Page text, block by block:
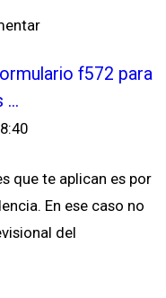
f572 para
...
que te aplican es por
En ese caso no
del